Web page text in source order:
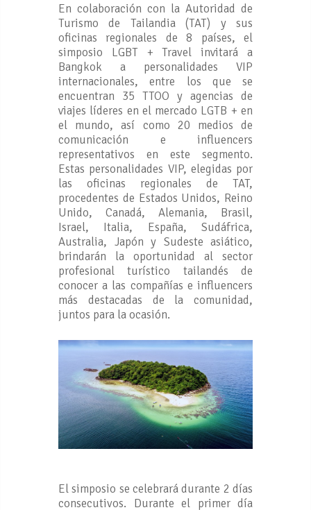
En colaboración con la Autoridad de
Turismo de Tailandia (TAT) y sus
oficinas regionales de 8 países, el
simposio LGBT + Travel invitará a
Bangkok a personalidades VIP
internacionales, entre los que se
encuentran 35 TTOO y agencias de
viajes líderes en el mercado LGTB + en
el mundo, así como 20 medios de
comunicación e influencers
representativos en este segmento.
Estas personalidades VIP, elegidas por
las oficinas regionales de TAT,
procedentes de Estados Unidos, Reino
Unido, Canadá, Alemania, Brasil,
Israel, Italia, España, Sudáfrica,
Australia, Japón y Sudeste asiático,
brindarán la oportunidad al sector
profesional turístico tailandés de
conocer a las compañías e influencers
más destacadas de la comunidad,
juntos para la ocasión.
El simposio se celebrará durante 2 días
consecutivos. Durante el primer día